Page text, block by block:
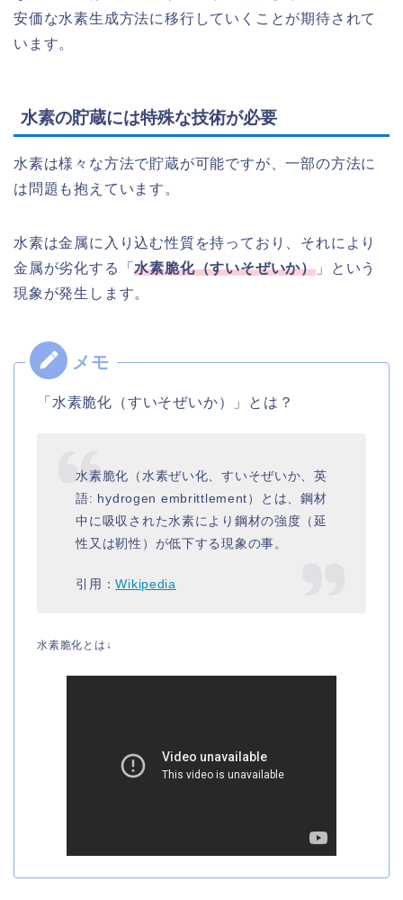
安価な水素生成方法に移行していくことが期待されて
います。
水素の貯蔵には特殊な技術が必要
水素は様々な方法で貯蔵が可能ですが、一部の方法に
は問題も抱えています。
水素は金属に入り込む性質を持っており、それにより
金属が劣化する
「水素脆化（すいそぜいか） 」 と いう
現象が発生します。
「水素脆化（すいそぜいか）」とは？
水素脆化（水素ぜい化、すいそぜいか、英
語: hydrogen embrittlement）とは、鋼材
中に吸収された水素により鋼材の強度（延
性又は靭性）が低下する現象の事。
引用：Wikipedia
水素脆化とは↓